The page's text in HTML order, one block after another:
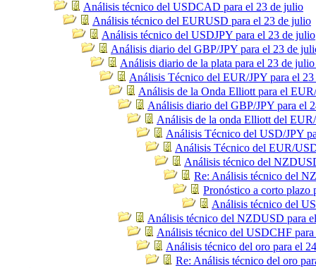
Análisis técnico del USDCAD para el 23 de julio
Análisis técnico del EURUSD para el 23 de julio
Análisis técnico del USDJPY para el 23 de julio
Análisis diario del GBP/JPY para el 23 de
Análisis diario de la plata para el 23 de
Análisis Técnico del EUR/JPY para el
Análisis de la Onda Elliott para el
Análisis diario del GBP/JPY para el
Análisis de la onda Elliott del
Análisis Técnico del USD/JPY
Análisis Técnico del EUR/
Análisis técnico del
Re: Análisis técnico del
Pronóstico a corto
Análisis técnico del
Análisis técnico del NZDUSD para
Análisis técnico del USDCHF
Análisis técnico del oro para el
Re: Análisis técnico del oro